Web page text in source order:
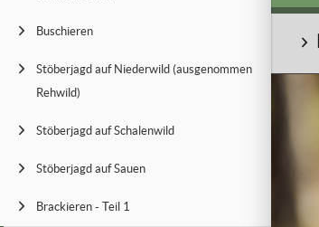
Buschieren
Stöberjagd auf Niederwild (ausgenommen
Rehwild)
Stöberjagd auf Schalenwild
Stöberjagd auf Sauen
Brackieren - Teil 1